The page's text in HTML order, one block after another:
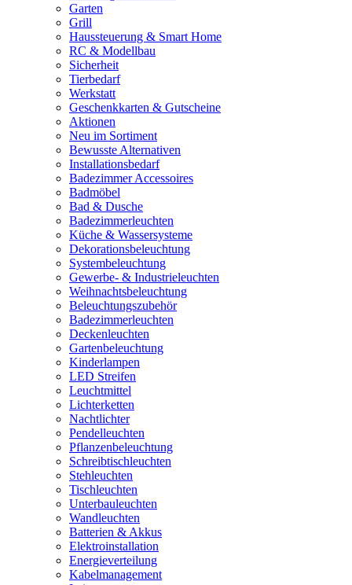
Garten
Grill
Haussteuerung & Smart Home
RC & Modellbau
Sicherheit
Tierbedarf
Werkstatt
Geschenkkarten & Gutscheine
Aktionen
Neu im Sortiment
Bewusste Alternativen
Installationsbedarf
Badezimmer Accessoires
Badmöbel
Bad & Dusche
Badezimmerleuchten
Küche & Wassersysteme
Dekorationsbeleuchtung
Systembeleuchtung
Gewerbe- & Industrieleuchten
Weihnachtsbeleuchtung
Beleuchtungszubehör
Badezimmerleuchten
Deckenleuchten
Gartenbeleuchtung
Kinderlampen
LED Streifen
Leuchtmittel
Lichterketten
Nachtlichter
Pendelleuchten
Pflanzenbeleuchtung
Schreibtischleuchten
Stehleuchten
Tischleuchten
Unterbauleuchten
Wandleuchten
Batterien & Akkus
Elektroinstallation
Energieverteilung
Kabelmanagement